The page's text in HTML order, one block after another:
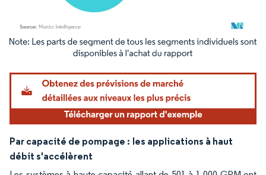
Image © Mordor Intelligence. La réutilisation nécessite une attribution sous CC BY
Par capacité de pompage : les applications à haut
débit s'accélèrent